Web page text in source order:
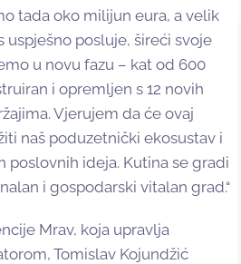
tada oko milijun eura, a velik
uspješno posluje, šireći svoje
u novu fazu – kat od 600
i opremljen s 12 novih
Vjerujem da će ovaj
naš poduzetnički ekosustav i
poslovnih ideja. Kutina se gradi
i gospodarski vitalan grad.“
Mrav, koja upravlja
Tomislav Kojundžić